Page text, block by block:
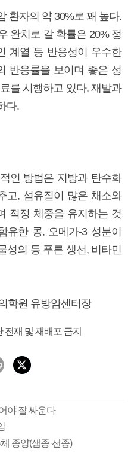
환자의 약 30%로 꽤 높다.
완치로 갈 확률은 20% 정
계열 등 반응성이 우수한
반응률을 보이며 좋은 성
를 시행하고 있다. 재발과
다.
인 방법은 지방과 탄수화
고, 섬유질이 많은 채소와
적정 체중을 유지하는 것
유한 콩, 오메가-3 성분이
성의 등 푸른 생선, 비타민
학원 유방암센터장
전재 및 재배포 금지
야 잘 싸운다
종양(샘종·선종)